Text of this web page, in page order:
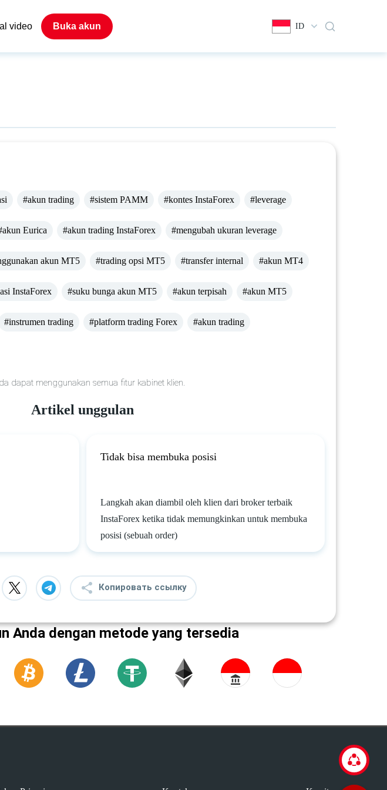
video Buka akun ID
#akun trading #sistem PAMM #kontes InstaForex #leverage
Eurica #akun trading InstaForex #mengubah ukuran leverage
akun MT5 #trading opsi MT5 #transfer internal #akun MT4
InstaForex #suku bunga akun MT5 #akun terpisah #akun MT5
#instrumen trading #platform trading Forex #akun trading
dapat menggunakan semua fitur kabinet klien.
Artikel unggulan
Tidak bisa membuka posisi
Langkah akan diambil oleh klien dari broker terbaik
InstaForex ketika tidak memungkinkan untuk membuka
posisi (sebuah order)
Копировать ссылку
Anda dengan metode yang tersedia